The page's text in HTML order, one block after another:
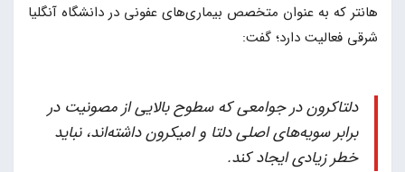
هانتر که به عنوان متخصص بیمار‌ی‌های عفونی در دانشگاه آنگلیا
شرقی فعالیت دارد؛ گفت:
دلتاکرون در جوامعی که سطوح بالایی از مصونیت در
برابر سویه‌های اصلی دلتا و امیکرون داشته‌اند، نباید
خطر زیادی ایجاد کند.